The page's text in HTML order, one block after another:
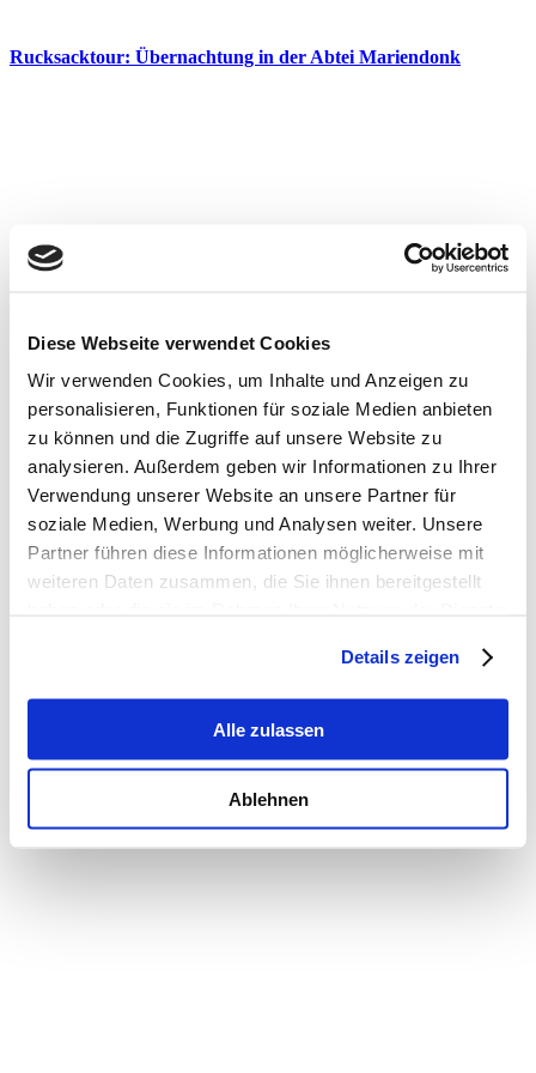
Diese Webseite verwendet Cookies
Wir verwenden Cookies, um Inhalte und Anzeigen zu
personalisieren, Funktionen für soziale Medien anbieten
zu können und die Zugriffe auf unsere Website zu
analysieren. Außerdem geben wir Informationen zu Ihrer
Verwendung unserer Website an unsere Partner für
soziale Medien, Werbung und Analysen weiter. Unsere
Partner führen diese Informationen möglicherweise mit
weiteren Daten zusammen, die Sie ihnen bereitgestellt
Details zeigen
Alle zulassen
Ablehnen
Rucksacktour: Übernachtung in der Abtei Mariendonk